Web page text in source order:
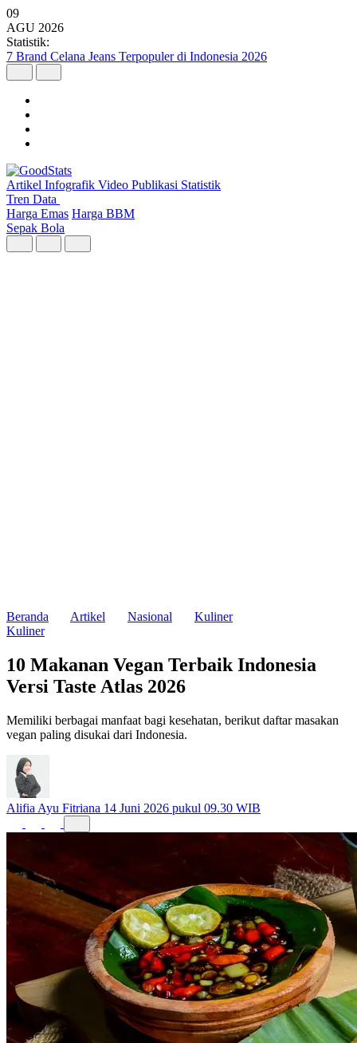
09
AGU 2026
Statistik:
Wilayah dengan Pertumbuhan Ekonomi Tertinggi Triwulan II 2026
Artikel Infografik Video Publikasi Statistik
Tren Data
Harga Emas Harga BBM
Sepak Bola
Beranda Artikel Nasional
Kuliner
Kuliner
10 Makanan Vegan Terbaik Indonesia
Versi Taste Atlas 2026
Memiliki berbagai manfaat bagi kesehatan, berikut daftar masakan
vegan paling disukai dari Indonesia.
Alifia Ayu Fitriana 14 Juni 2026 pukul 09.30 WIB